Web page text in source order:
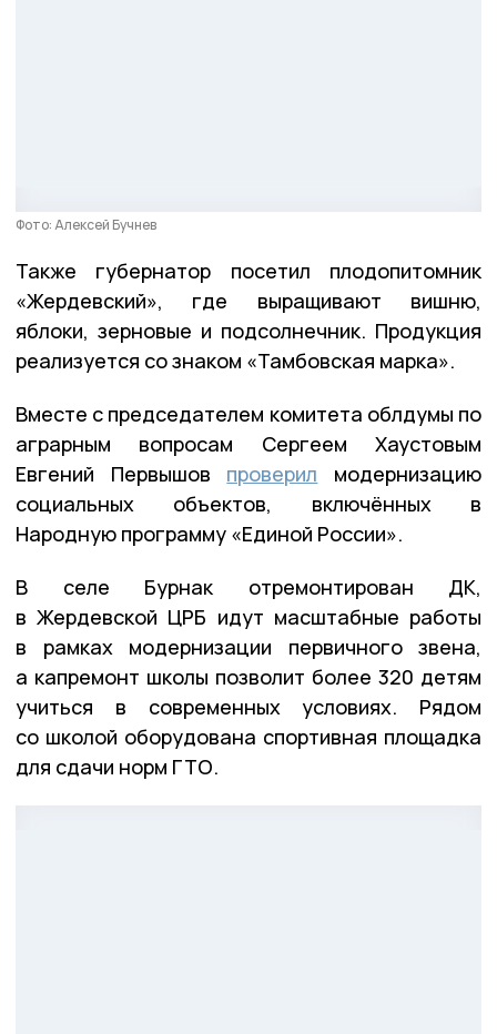
Фото: Алексей Бучнев
Также губернатор посетил плодопитомник
«Жердевский», где выращивают вишню,
яблоки, зерновые и подсолнечник. Продукция
реализуется со знаком «Тамбовская марка».
Вместе с председателем комитета облдумы по
аграрным вопросам Сергеем Хаустовым
Евгений Первышов проверил модернизацию
социальных объектов, включённых в
Народную программу «Единой России».
В селе Бурнак отремонтирован ДК,
в Жердевской ЦРБ идут масштабные работы
в рамках модернизации первичного звена,
а капремонт школы позволит более 320 детям
учиться в современных условиях. Рядом
со школой оборудована спортивная площадка
для сдачи норм ГТО.